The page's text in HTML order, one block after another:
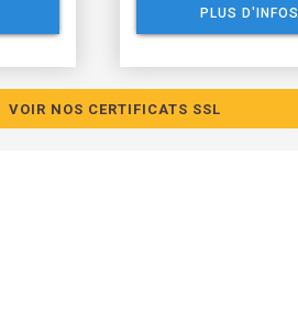
PLUS D'INFOS
VOIR NOS CERTIFICATS SSL